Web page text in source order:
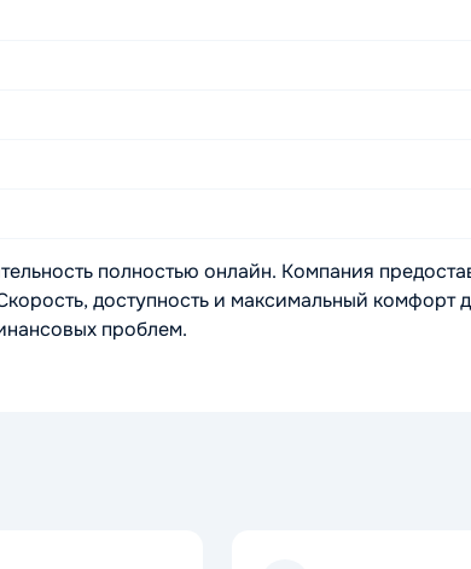
полностью онлайн. Компания
доступность и максимальный комфорт
проблем.